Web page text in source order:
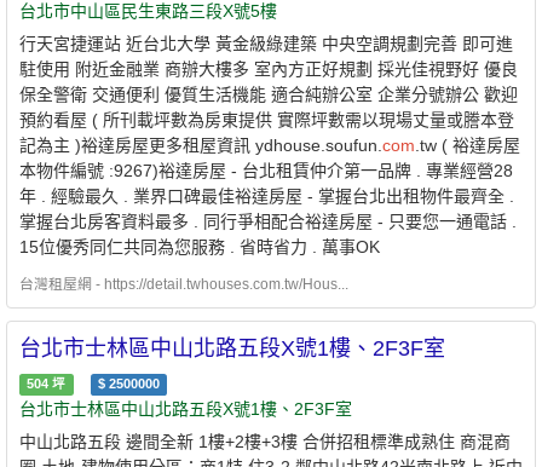
台北市中山區民生東路三段X號5樓
行天宮捷運站 近台北大學 黃金級綠建築 中央空調規劃完善 即可進
駐使用 附近金融業 商辦大樓多 室內方正好規劃 採光佳視野好 優良
保全警衛 交通便利 優質生活機能 適合純辦公室 企業分號辦公 歡迎
預約看屋 ( 所刊載坪數為房東提供 實際坪數需以現場丈量或謄本登
記為主 )裕達房屋更多租屋資訊 ydhouse.soufun.com.tw ( 裕達房屋
本物件編號 :9267)裕達房屋 - 台北租賃仲介第一品牌 . 專業經營28
年 . 經驗最久 . 業界口碑最佳裕達房屋 - 掌握台北出租物件最齊全 .
掌握台北房客資料最多 . 同行爭相配合裕達房屋 - 只要您一通電話 .
15位優秀同仁共同為您服務 . 省時省力 . 萬事OK
台灣租屋網 - https://detail.twhouses.com.tw/Hous...
台北市士林區中山北路五段X號1樓、2F3F室
504 坪 $ 2500000
台北市士林區中山北路五段X號1樓、2F3F室
中山北路五段 邊間全新 1樓+2樓+3樓 合併招租標準成熟住 商混商